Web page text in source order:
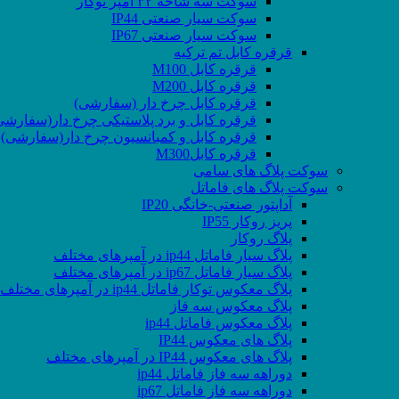
سوکت سیار صنعتی IP44
سوکت سیار صنعتی IP67
قرقره کابل تم ترکیه
قرقره کابل M100
قرقره کابل M200
قرقره کابل چرخ دار (سفارشی)
قرقره کابل و برد پلاستیکی چرخ
قرقره کابل و کمبانسیون چرخ دار(سفارشی)
قرقره کابلM300
سوکت پلاگ های سامی
سوکت پلاگ های فاماتل
آداپتور صنعتی-خانگی IP20
پریز روکار IP55
پلاگ روکار
پلاگ سیار فاماتل ip44 در آمپرهای مختلف
پلاگ سیار فاماتل ip67 در آمپرهای مختلف
پلاگ معکوس توکار فاماتل ip44 در آمپرهای مختلف
پلاگ معکوس سه فاز
پلاگ معکوس فاماتل ip44
پلاگ های معکوس IP44
پلاگ های معکوس IP44 در آمپرهای مختلف
دوراهه سه فاز فاماتل ip44
دوراهه سه فاز فاماتل ip67